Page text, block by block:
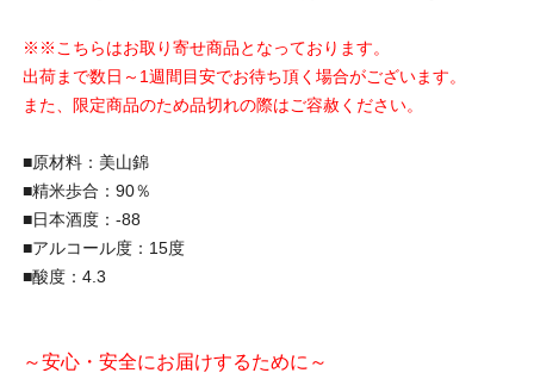
※※こちらはお取り寄せ商品となっております。
出荷まで数日～1週間目安でお待ち頂く場合がございます。
また、限定商品のため品切れの際はご容赦ください。
■原材料：美山錦
■精米歩合：90％
■日本酒度：-88
■アルコール度：15度
■酸度：4.3
～安心・安全にお届けするために～